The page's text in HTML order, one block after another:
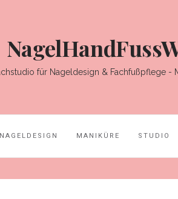
für Nageldesign & Fachfußpflege -
NAGELDESIGN MANIKÜRE STUDIO